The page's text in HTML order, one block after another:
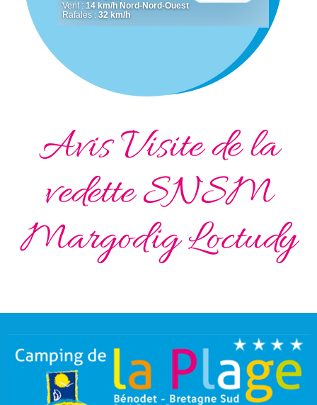
Avis Visite de la
vedette SNSM
Margodig Loctudy